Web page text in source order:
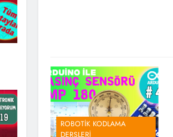
ROBOTIK KODLAMA